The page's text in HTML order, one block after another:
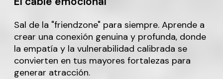
Sal de la "friendzone" para siempre. Aprende a
crear una conexión genuina y profunda, donde
la empatía y la vulnerabilidad calibrada se
convierten en tus mayores fortalezas para
generar atracción.